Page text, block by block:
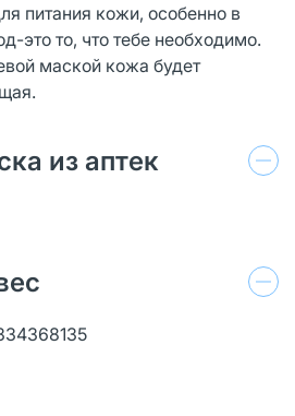
питания кожи, особенно в
это то, что тебе необходимо.
маской кожа будет
из аптек